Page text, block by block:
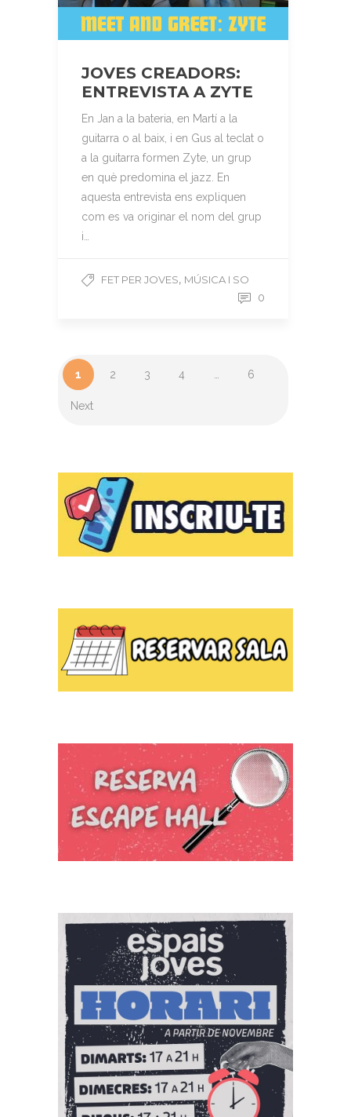
JOVES CREADORS:
ENTREVISTA A ZYTE
En Jan a la bateria, en Martí a la
guitarra o al baix, i en Gus al teclat o
a la guitarra formen Zyte, un grup
en què predomina el jazz. En
aquesta entrevista ens expliquen
com es va originar el nom del grup
i…
FET PER JOVES, MÚSICA I SO
0
1 2 3 4 6
Next